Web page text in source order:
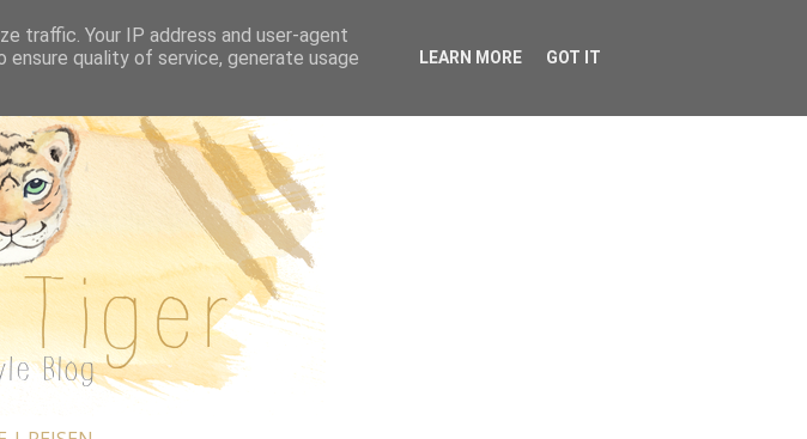
traffic. Your IP address and user-agent
quality of service, generate usage
LEARN MORE GOT IT